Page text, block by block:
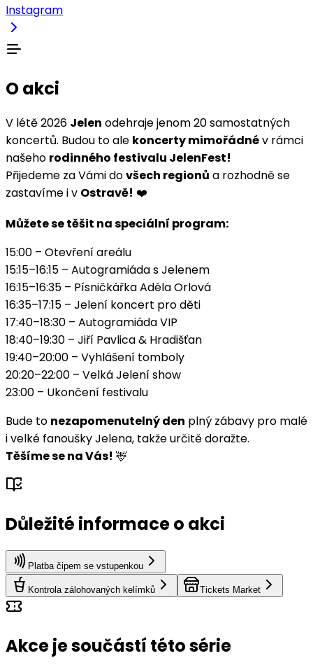
Instagram
O akci
V létě 2026 Jelen odehraje jenom 20 samostatných
koncertů. Budou to ale koncerty mimořádnév rámci
našeho rodinného festivalu JelenFest!
Přijedeme za Vámi dovšech regionů a rozhodně se
zastavíme i v Ostravě! ❤️
Můžete se těšit na speciální program:
15:00 – Otevření areálu
15:15–16:15 – Autogramiáda s Jelenem
16:15–16:35 – Písničkářka Adéla Orlová
16:35–17:15 – Jelení koncert pro děti
17:40–18:30 – Autogramiáda VIP
18:40–19:30 – Jiří Pavlica & Hradišťan
19:40–20:00 – Vyhlášení tomboly
20:20–22:00 – Velká Jelení show
23:00 – Ukončení festivalu
Bude to nezapomenutelný den plný zábavy pro malé
i velké fanoušky Jelena, takže určitě doražte.
Těšíme se na Vás! 🦌
Důležité informace o akci
Platba čipem se vstupenkou
Kontrola zálohovaných kelímků Tickets Market
Akce je součástí této série